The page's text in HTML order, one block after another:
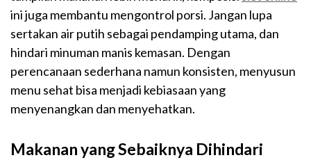
ini juga membantu mengontrol porsi. Jangan lupa
sertakan air putih sebagai pendamping utama, dan
hindari minuman manis kemasan. Dengan
perencanaan sederhana namun konsisten, menyusun
menu sehat bisa menjadi kebiasaan yang
menyenangkan dan menyehatkan.
Makanan yang Sebaiknya Dihindari